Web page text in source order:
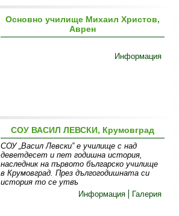
Основно училище Михаил Христов,
Аврен
Информация
СОУ ВАСИЛ ЛЕВСКИ, Крумовград
СОУ „Васил Левски” е училище с над
деветдесет и пет годишна история,
наследник на първото българско училище
в Крумовград. През дългогодишната си
история то се утвъ
Информация
Галерия